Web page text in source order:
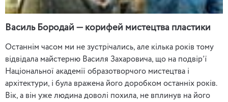
Василь Бородай — корифей мистецтва пластики
Останнім часом ми не зустрічались, але кілька років тому
відвідала майстерню Василя Захаровича, що на подвір’ї
Національної академії образотворчого мистецтва і
архітектури, і була вражена його доробком останніх років.
Вік, а він уже людина доволі похила, не вплинув на його